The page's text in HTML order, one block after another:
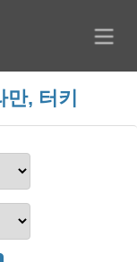
, 터키